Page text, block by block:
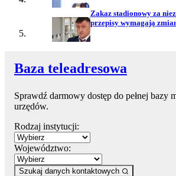
Zakaz stadionowy za
przepisy wymagają
Baza teleadresowa
Sprawdź darmowy dostęp do pełnej bazy
urzędów.
Rodzaj instytucji:
Województwo:
Szukaj danych kontaktowych